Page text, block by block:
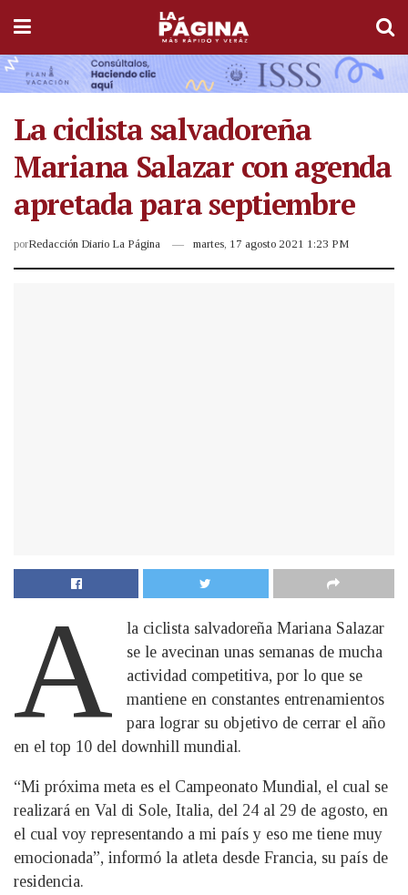
La ciclista salvadoreña
Mariana Salazar con agenda
apretada para septiembre
porRedacción Diario La Página martes, 17 agosto 2021 1:23 PM
A
la ciclista salvadoreña Mariana Salazar
se le avecinan unas semanas de mucha
actividad competitiva, por lo que se
mantiene en constantes entrenamientos
para lograr su objetivo de cerrar el año
en el top 10 del downhill mundial.
“Mi próxima meta es el Campeonato Mundial, el cual se
realizará en Val di Sole, Italia, del 24 al 29 de agosto, en
el cual voy representando a mi país y eso me tiene muy
emocionada”, informó la atleta desde Francia, su país de
residencia.